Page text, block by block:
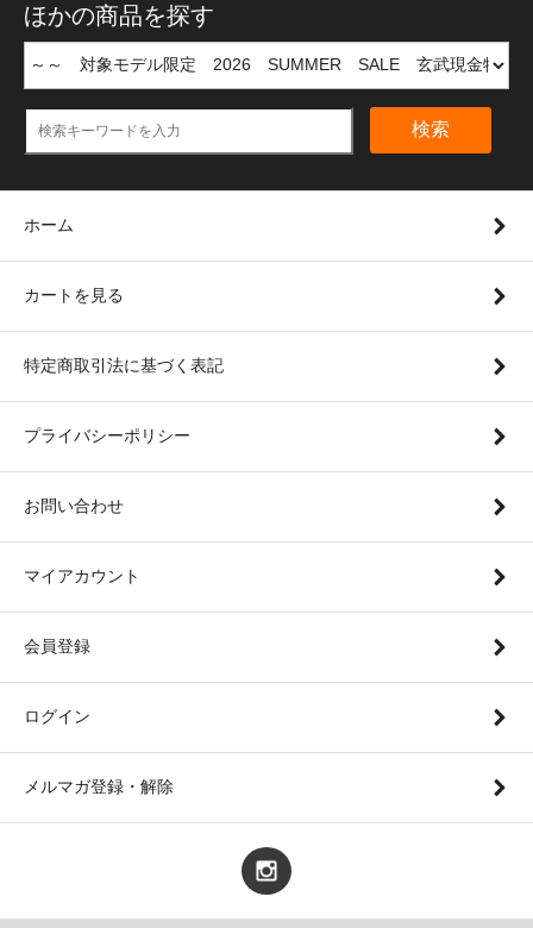
ほかの商品を探す
検索
ホーム
カートを見る
特定商取引法に基づく表記
プライバシーポリシー
お問い合わせ
マイアカウント
会員登録
ログイン
メルマガ登録・解除